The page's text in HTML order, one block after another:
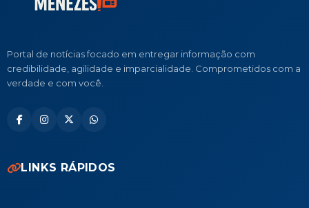
Portal de notícias focado em entregar informação com
credibilidade, agilidade e imparcialidade. Comprometidos com a
verdade e com você.
LINKS RÁPIDOS